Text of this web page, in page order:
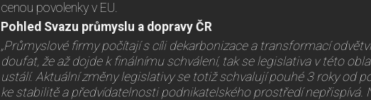
cenou povolenky v EU.
Pohled Svazu průmyslu a dopravy ČR
„Průmyslové firmy počítají s cíli dekarbonizace a transformací
doufat, že až dojde k finálnímu schválení, tak se legislativa v této
ustálí. Aktuální změny legislativy se totiž schvalují pouhé 3 roky od
ke stabilitě a předvídatelnosti podnikatelského prostředí nepřispívá.